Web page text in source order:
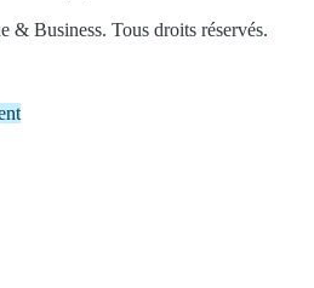
Business. Tous droits réservés.